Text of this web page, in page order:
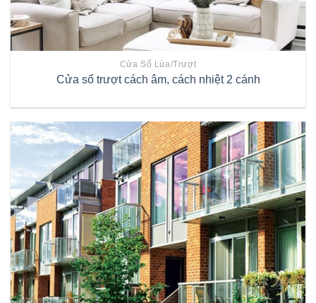
Cửa Sổ Lùa/trượt
Cửa sổ trượt cách âm, cách nhiệt 2 cánh